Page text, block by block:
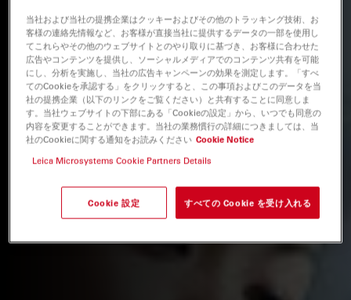
当社および当社の提携企業はクッキーおよびその他のトラッキング技術、お
客様の連絡先情報など、お客様が直接当社に提供するデータの一部を使用し
てこれらやその他のウェブサイトとのやり取りに基づき、お客様に合わせた
広告やコンテンツを提供し、ソーシャルメディアでのコンテンツ共有を可能
にし、分析を実施し、当社の広告キャンペーンの効果を測定します。「すべ
てのCookieを承認する」をクリックすると、この事項およびこのデータを当
社の提携企業（以下のリンクをご覧ください）と共有することに同意しま
す。当社ウェブサイトの下部にある「Cookieの設定」から、いつでも同意の
内容を変更することができます。当社の業務慣行の詳細につきましては、当
社のCookieに関する通知をお読みください Cookie Notice
Leica Microsystems Cookie Partners Details
Cookie 設定 すべての Cookie を受け入れる